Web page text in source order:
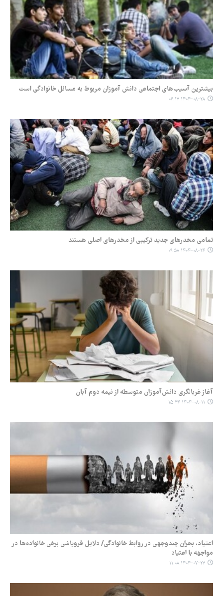
بیشترین آسیب‌های اجتماعی دانش آموزان مربوط به مسائل خانوادگی است
۱۴۰۴-۰۸-۲۸ ۰۶:۱۷
تمامی مخدرهای جدید ترکیبی از مخدرهای اصلی هستند
۱۴۰۴-۰۸-۲۶ ۰۹:۵۸
آغاز غربالگری دانش‌آموزان متوسطه از نیمه دوم آبان
۱۴۰۴-۰۸-۱۱ ۱۵:۳۶
اعتیاد، بحران چندوجهی در روابط خانوادگی/ دلایل فروپاشی برخی خانواده‌ها در
مواجهه با اعتیاد
۱۴۰۴-۰۷-۲۷ ۱۱:۰۸